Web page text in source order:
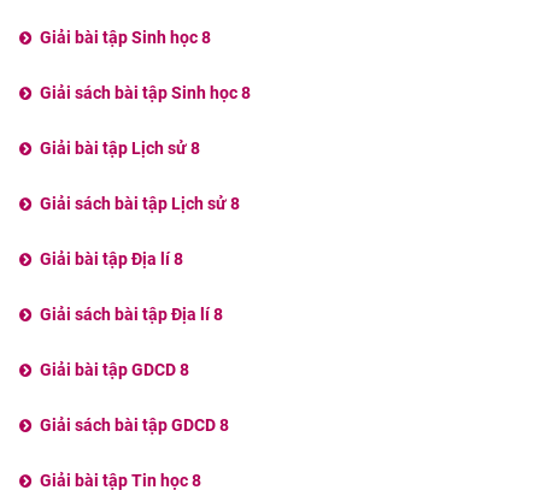
Giải bài tập Sinh học 8
Giải sách bài tập Sinh học 8
Giải bài tập Lịch sử 8
Giải sách bài tập Lịch sử 8
Giải bài tập Địa lí 8
Giải sách bài tập Địa lí 8
Giải bài tập GDCD 8
Giải sách bài tập GDCD 8
Giải bài tập Tin học 8